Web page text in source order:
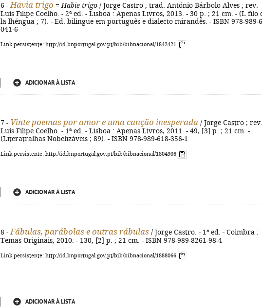
6 - Havia trigo = Habie trigo / Jorge Castro ; trad. António Bárbolo Alves ; rev.
Luís Filipe Coelho. - 2ª ed. - Lisboa : Apenas Livros, 2013. - 30 p. ; 21 cm. - (L filo
la lhéngua ; 7). - Ed. bilingue em português e dialecto mirandês. - ISBN 978-989-
041-6
Link persistente: http://id.bnportugal.gov.pt/bib/bibnacional/1842421
ADICIONAR À LISTA
7 - Vinte poemas por amor e uma canção inesperada / Jorge Castro ; rev.
Luís Filipe Coelho. - 1ª ed. - Lisboa : Apenas Livros, 2011. - 49, [3] p. ; 21 cm. -
(Literatralhas Nobelizáveis ; 89). - ISBN 978-989-618-356-1
Link persistente: http://id.bnportugal.gov.pt/bib/bibnacional/1804906
ADICIONAR À LISTA
8 - Fábulas, parábolas e outras rábulas / Jorge Castro. - 1ª ed. - Coimbra :
Temas Originais, 2010. - 130, [2] p. ; 21 cm. - ISBN 978-989-8261-98-4
Link persistente: http://id.bnportugal.gov.pt/bib/bibnacional/1888066
ADICIONAR À LISTA